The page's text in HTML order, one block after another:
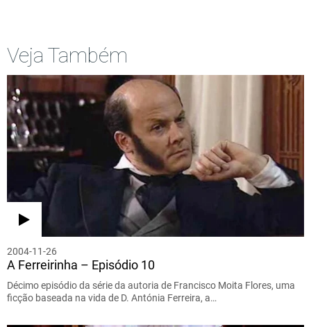
Veja Também
2004-11-26
A Ferreirinha – Episódio 10
Décimo episódio da série da autoria de Francisco Moita Flores, uma
ficção baseada na vida de D. Antónia Ferreira, a…